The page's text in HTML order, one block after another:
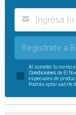
Regístrate a
Al someter tu correo
Condiciones de El
especiales de
Podrás optar salirte